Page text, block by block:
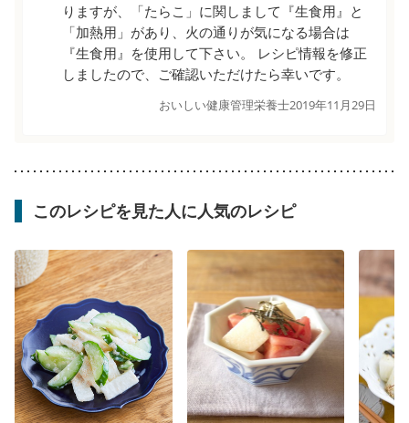
りますが、「たらこ」に関しまして『生食用』と
「加熱用」があり、火の通りが気になる場合は
『生食用』を使用して下さい。 レシピ情報を修正
しましたので、ご確認いただけたら幸いです。
おいしい健康管理栄養士2019年11月29日
このレシピを見た人に人気のレシピ